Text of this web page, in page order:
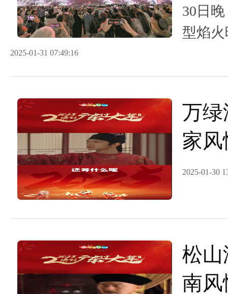
夜空
30日
型焰
2025-01-31 07:49:16
万绿
家
广东
2025-01-30
松山
南风